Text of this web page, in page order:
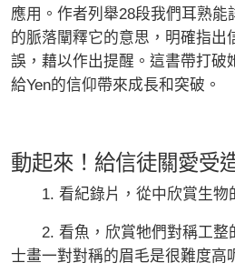
應用。作者列舉28段我們耳熟能
的脈落闡釋它的意思，明確指出
誤，藉以作出提醒。這書帶打破
給Yen的信仰帶來成長和突破。
動起來！給信徒關愛受
1. 看紀錄片，從中欣賞生物
2. 看魚，欣賞牠們對稱工整
士畫一對對稱的眉毛是很難度高